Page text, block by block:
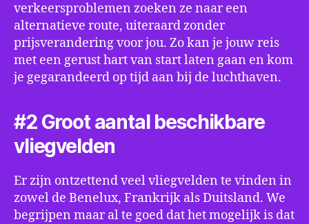
verkeersproblemen zoeken ze naar een
alternatieve route, uiteraard zonder
prijsverandering voor jou. Zo kan je jouw reis
met een gerust hart van start laten gaan en kom
je gegarandeerd op tijd aan bij de luchthaven.
#2 Groot aantal beschikbare
vliegvelden
Er zijn ontzettend veel vliegvelden te vinden in
zowel de Benelux, Frankrijk als Duitsland. We
begrijpen maar al te goed dat het mogelijk is dat